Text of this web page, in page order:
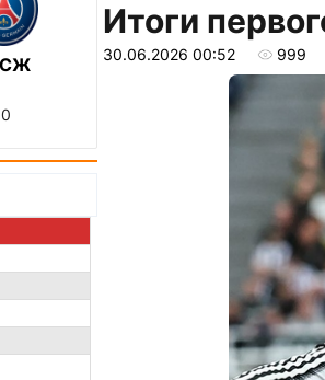
Итоги
30.06.2026 00:52 999